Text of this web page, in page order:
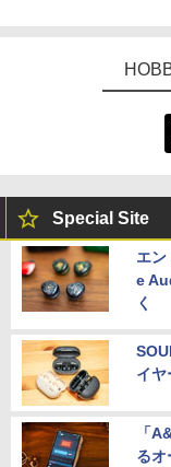
Special Site
エ
e
く
イヤ
「
るオ